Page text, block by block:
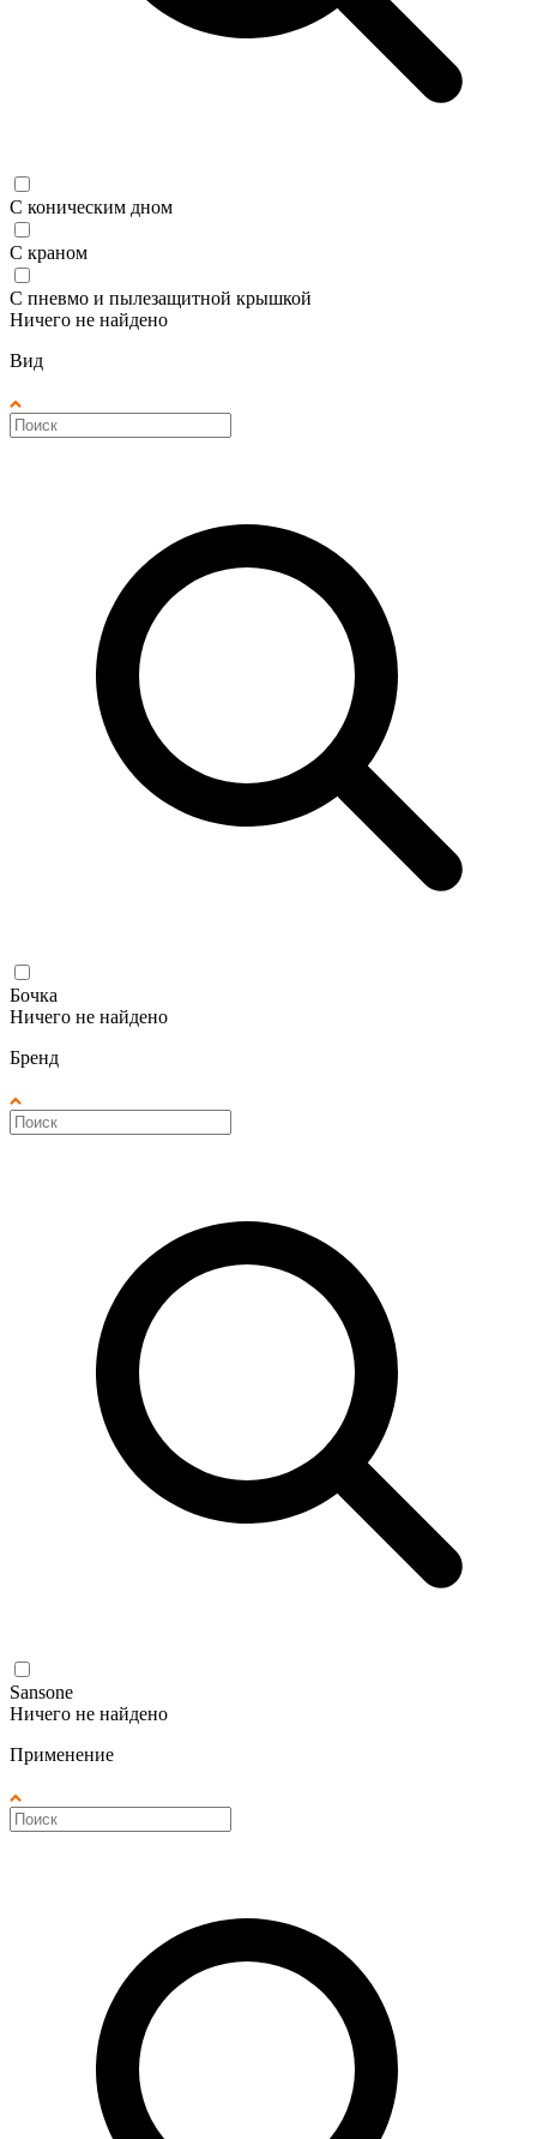
С коническим дном
С краном
С пневмо и пылезащитной крышкой
Ничего не найдено
Вид
Бочка
Ничего не найдено
Бренд
Sansone
Ничего не найдено
Применение